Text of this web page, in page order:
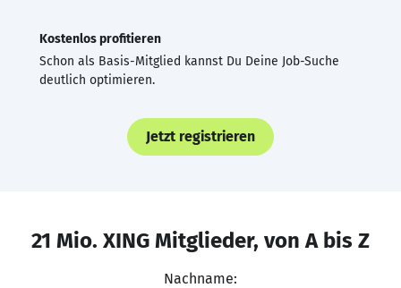
Kostenlos profitieren
Schon als Basis-Mitglied kannst Du Deine Job-Suche
deutlich optimieren.
Jetzt registrieren
21 Mio. XING Mitglieder, von A bis Z
Nachname: